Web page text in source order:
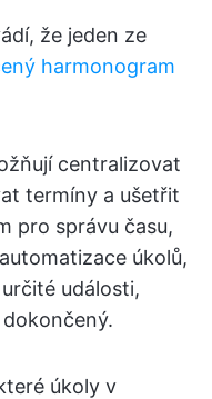
že jeden ze
harmonogram
centralizovat
termíny a ušetřit
pro správu času,
úkolů,
události,
úkoly v